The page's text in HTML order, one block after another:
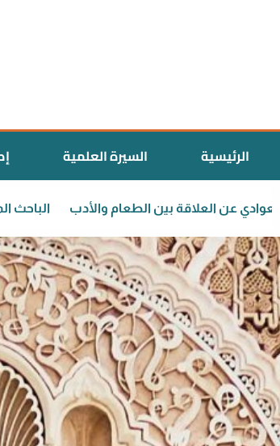
السيرة العلمية الرئيسية
سعيد العوادي عن العلاقة بين الطعام